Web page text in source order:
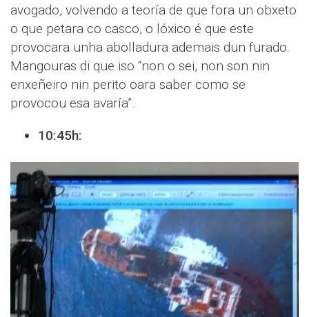
avogado, volvendo a teoría de que fora un obxeto
o que petara co casco, o lóxico é que este
provocara unha abolladura ademais dun furado.
Mangouras di que iso “non o sei, non son nin
enxeñeiro nin perito oara saber como se
provocou esa avaría”.
10:45h: